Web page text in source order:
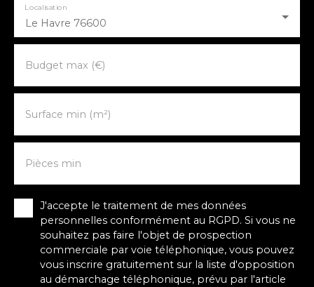
Le Havre 76600
Localisation
Budget max (€)
Surface min (m²)
Pièces min
J'accepte le traitement de mes données
personnelles conformément au RGPD. Si vous ne
souhaitez pas faire l'objet de prospection
commerciale par voie téléphonique, vous pouvez
vous inscrire gratuitement sur la liste d'opposition
au démarchage téléphonique, prévu par l'article